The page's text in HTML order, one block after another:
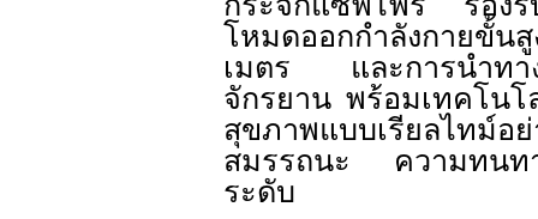
โหมดออกกำลังกายขั้น
เมตร และการนำทาง
จักรยาน พร้อมเทคโน
สุขภาพแบบเรียลไท
สมรรถนะ ความทน
ระดับ